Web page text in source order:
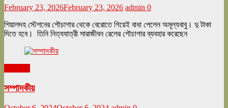
February 23, 2026February 23, 2026 admin 0
শিয়ালদহ স্টেশনের শৌচাগার থেকে বেরোতে গিয়েই বাধা পেলেন অমূল্যবাবু। দু টাকা
দিতে হবে। তিনি নিত্যযাত্রী সারাজীবন রেলের শৌচাগার ব্যবহার করেছেন
সম্পাদকীয়